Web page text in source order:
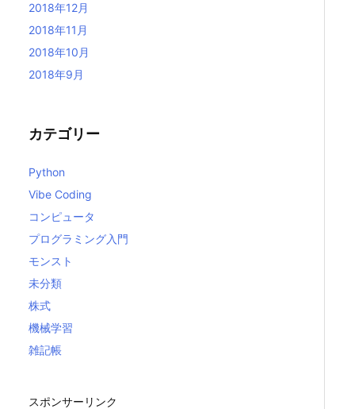
2018年12月
2018年11月
2018年10月
2018年9月
カテゴリー
Python
Vibe Coding
コンピュータ
プログラミング入門
モンスト
未分類
株式
機械学習
雑記帳
スポンサーリンク